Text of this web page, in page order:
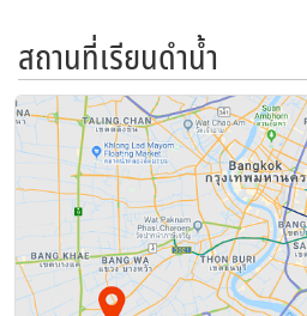
สถานที่เรียนดำน้ำ